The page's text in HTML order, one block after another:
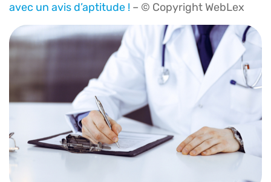
avec un avis d’aptitude ! – © Copyright WebLex